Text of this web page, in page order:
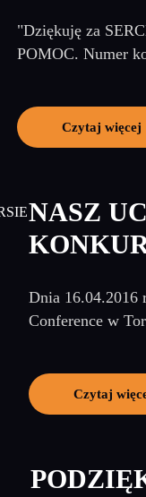
"Dziękuję za
POMOC. Numer
Czytaj więcej
NASZ
Dnia 16.04.2016
Conference w
Czytaj